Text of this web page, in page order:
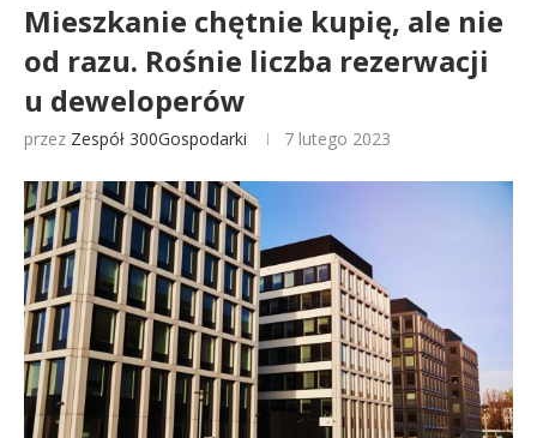
Mieszkanie chętnie kupię, ale nie
od razu. Rośnie liczba rezerwacji
u deweloperów
przez Zespół 300Gospodarki 7 lutego 2023